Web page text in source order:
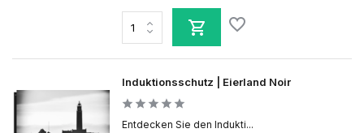
Induktionsschutz | Eierland Noir
Entdecken Sie den Indukti...